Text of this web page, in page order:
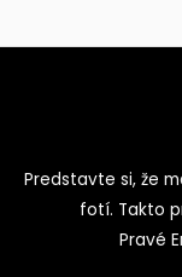
Predstavte si, že
fotí. Takto
Pravé